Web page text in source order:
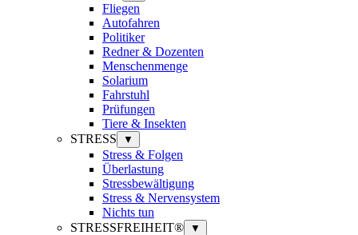
Fliegen
Autofahren
Politiker
Redner & Dozenten
Menschenmenge
Solarium
Fahrstuhl
Prüfungen
Tiere & Insekten
STRESS
▼
Stress & Folgen
Überlastung
Stressbewältigung
Stress & Nervensystem
Nichts tun
STRESSFREIHEIT®
▼